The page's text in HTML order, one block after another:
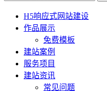
H5响应式网站建设
作品展示
免费模板
建站案例
服务项目
建站资讯
常见问题